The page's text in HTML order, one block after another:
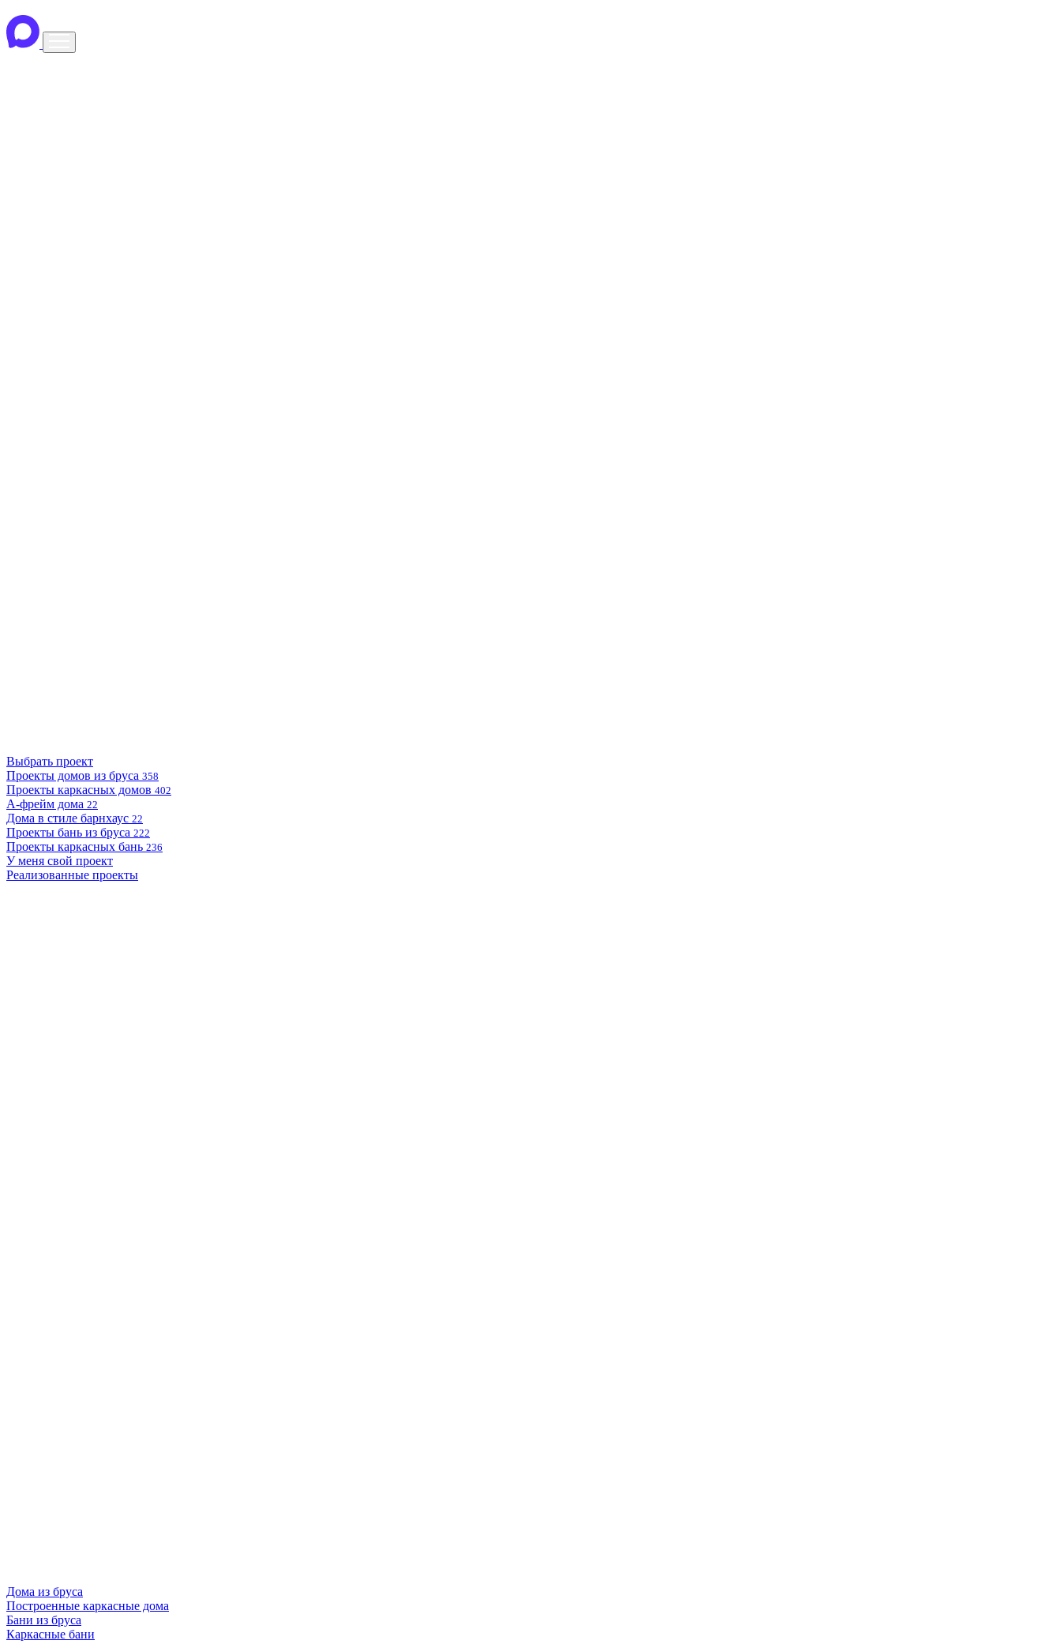
Выбрать проект
Проекты домов из бруса 358
Проекты каркасных домов 402
А-фрейм дома 22
Дома в стиле барнхаус 22
Проекты бань из бруса 222
Проекты каркасных бань 236
У меня свой проект
Реализованные проекты
Дома из бруса
Построенные каркасные дома
Бани из бруса
Каркасные бани